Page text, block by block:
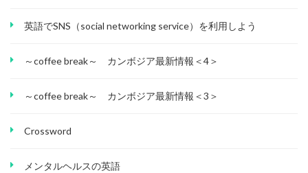
英語でSNS（social networking service）を利用しよう
～coffee break～ カンボジア最新情報＜4＞
～coffee break～ カンボジア最新情報＜3＞
Crossword
メンタルヘルスの英語